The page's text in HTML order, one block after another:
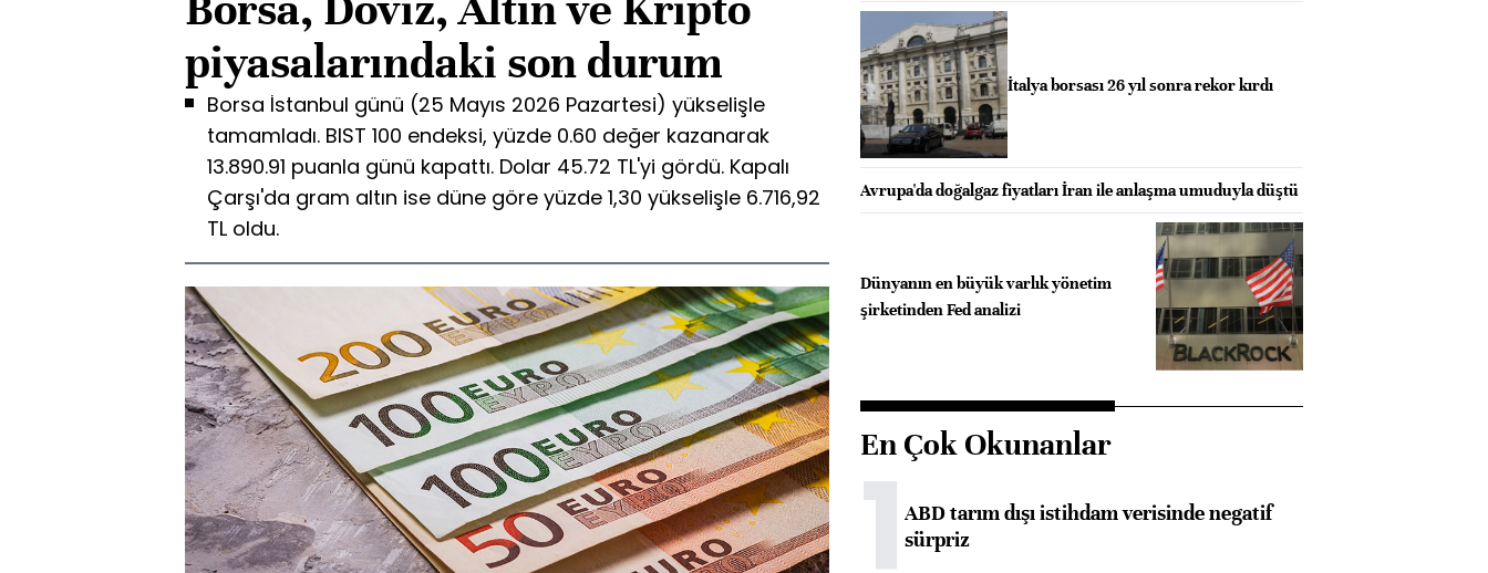
piyasalarındaki son durum
Borsa İstanbul günü (25 Mayıs 2026 Pazartesi) yükselişle
tamamladı. BIST 100 endeksi, yüzde 0.60 değer kazanarak
13.890.91 puanla günü kapattı. Dolar 45.72 TL'yi gördü. Kapalı
Çarşı'da gram altın ise düne göre yüzde 1,30 yükselişle 6.716,92
TL oldu.
İtalya borsası 26 yıl sonra rekor kırdı
Avrupa'da doğalgaz fiyatları İran ile anlaşma umuduyla düştü
Dünyanın en büyük varlık yönetim
şirketinden Fed analizi
En Çok Okunanlar
1ABD tarım dışı istihdam verisinde negatif
sürpriz